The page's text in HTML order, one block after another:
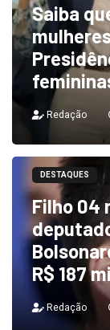
Saiba
Redação
DESTAQUES
Filho 04
R$ 187
Redação